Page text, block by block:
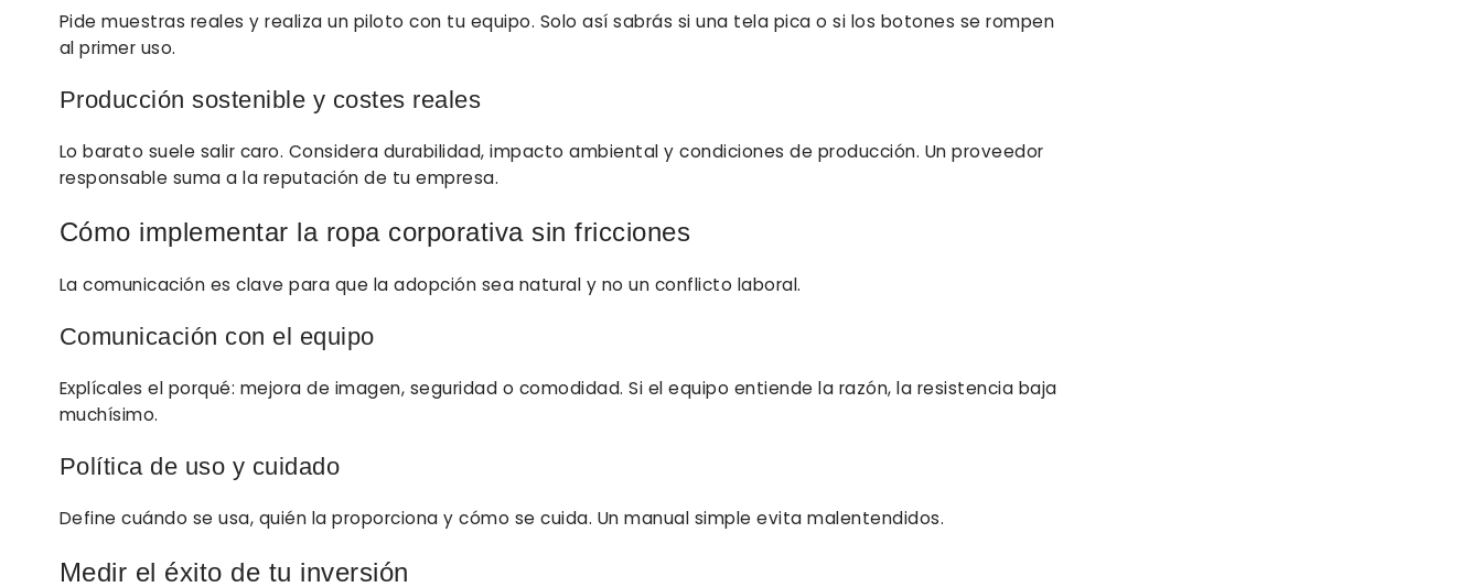
Pide muestras reales y realiza un piloto con tu equipo. Solo así sabrás si una tela pica o si los botones se rompen
al primer uso.
Producción sostenible y costes reales
Lo barato suele salir caro. Considera durabilidad, impacto ambiental y condiciones de producción. Un proveedor
responsable suma a la reputación de tu empresa.
Cómo implementar la ropa corporativa sin fricciones
La comunicación es clave para que la adopción sea natural y no un conflicto laboral.
Comunicación con el equipo
Explícales el porqué: mejora de imagen, seguridad o comodidad. Si el equipo entiende la razón, la resistencia baja
muchísimo.
Política de uso y cuidado
Define cuándo se usa, quién la proporciona y cómo se cuida. Un manual simple evita malentendidos.
Medir el éxito de tu inversión